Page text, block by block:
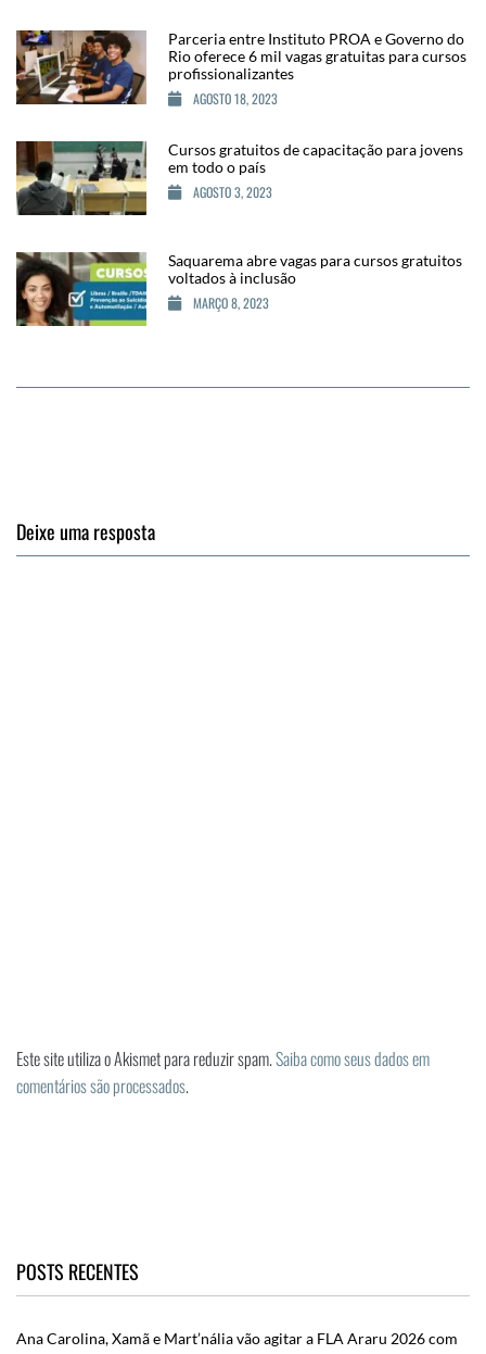
Parceria entre Instituto PROA e Governo do
Rio oferece 6 mil vagas gratuitas para cursos
profissionalizantes
AGOSTO 18, 2023
Cursos gratuitos de capacitação para jovens
em todo o país
AGOSTO 3, 2023
Saquarema abre vagas para cursos gratuitos
voltados à inclusão
MARÇO 8, 2023
Deixe uma resposta
Este site utiliza o Akismet para reduzir spam.Saiba como seus dados em
comentários são processados.
POSTS RECENTES
Ana Carolina, Xamã e Mart’nália vão agitar a FLA Araru 2026 com